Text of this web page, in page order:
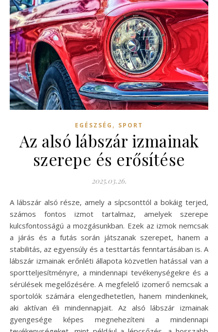
EGÉSZSÉG , SPORT
Az alsó lábszár izmainak
szerepe és erősítése
2025.03.26.
A lábszár alsó része, amely a sípcsonttól a bokáig terjed,
számos fontos izmot tartalmaz, amelyek szerepe
kulcsfontosságú a mozgásunkban. Ezek az izmok nemcsak
a járás és a futás során játszanak szerepet, hanem a
stabilitás, az egyensúly és a testtartás fenntartásában is. A
lábszár izmainak erőnléti állapota közvetlen hatással van a
sportteljesítményre, a mindennapi tevékenységekre és a
sérülések megelőzésére. A megfelelő izomerő nemcsak a
sportolók számára elengedhetetlen, hanem mindenkinek,
aki aktívan éli mindennapjait. Az alsó lábszár izmainak
gyengesége képes megnehezíteni a mindennapi